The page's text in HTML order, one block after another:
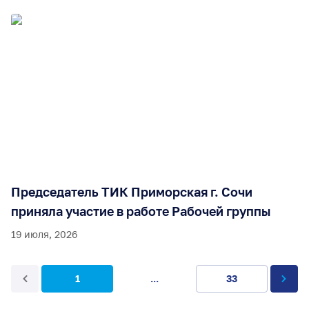
Председатель ТИК Приморская г. Сочи
приняла участие в работе Рабочей группы
19 июля, 2026
1 ... 33